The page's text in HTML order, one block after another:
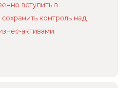
вступить в
контроль над
активами.